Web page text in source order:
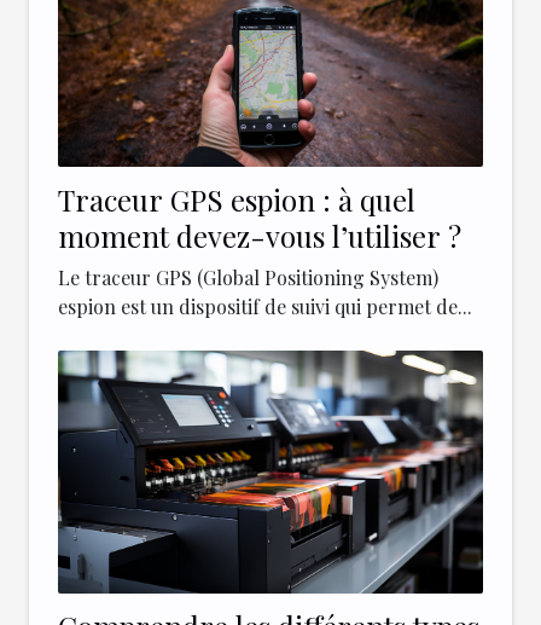
Traceur GPS espion : à quel
moment devez-vous l’utiliser ?
Le traceur GPS (Global Positioning System)
espion est un dispositif de suivi qui permet de...